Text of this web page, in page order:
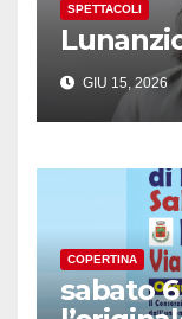
SPETTACOLI
GIU 15, 2026
COPERTINA
sabato